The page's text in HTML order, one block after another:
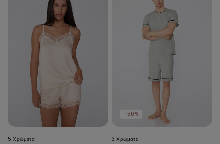
5 Χρώματα
-50%
3 Χρώματα